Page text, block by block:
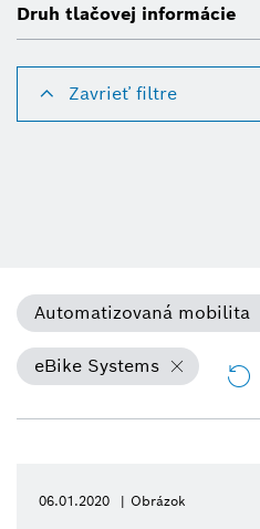
Druh tlačovej informácie
Zavrieť filtre
Automatizovaná mobilita
eBike Systems
06.01.2020 Obrázok